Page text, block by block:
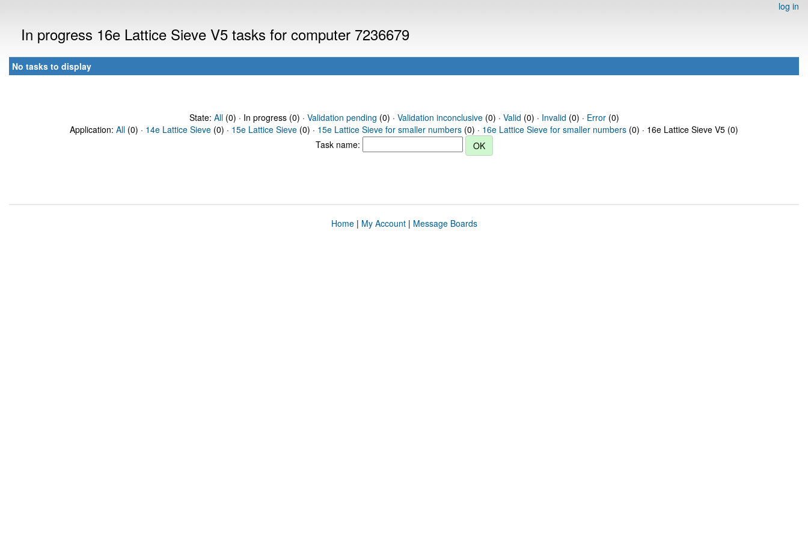
log in
In progress 16e Lattice Sieve V5 tasks for computer 7236679
No tasks to display
State: All(0) · In progress (0) · Validation pending (0) · Validation inconclusive(0) · Valid (0) · Invalid (0) · Error(0)
Application: All (0) · 14e Lattice Sieve (0) · 15e Lattice Sieve (0) · 15e Lattice Sieve for smaller numbers (0) · 16e Lattice Sieve for smaller numbers (0) · 16e Lattice Sieve V5 (0)
Task name:
Home| My Account| Message Boards